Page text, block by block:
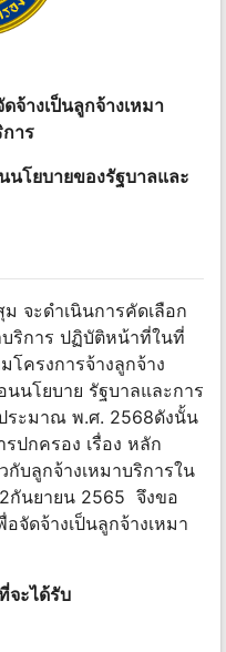
ดจ้างเป็นลูกจ้างเหมา
การ
นโยบายของรัฐบาลและ
จะดําเนินการคัดเลือก
บริการ ปฏิบัติหน้าที่ในที่
โครงการจ้างลูกจ้าง
นโยบาย รัฐบาลและการ
ระมาณ พ.ศ. 2568ดังนั้น
ปกครอง เรื่อง หลัก
บลูกจ้างเหมาบริการใน
กันยายน 2565 จึงขอ
จัดจ้างเป็นลูกจ้างเหมา
จะได้รับ